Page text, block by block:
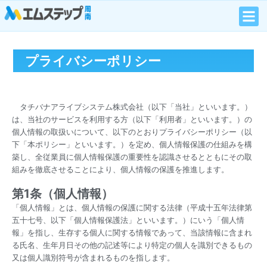
プライバシーポリシー
タチバナアライブシステム株式会社（以下「当社」といいます。）
は、当社のサービスを利用する方（以下「利用者」といいます。）の
個人情報の取扱いについて、以下のとおりプライバシーポリシー（以
下「本ポリシー」といいます。）を定め、個人情報保護の仕組みを構
築し、全従業員に個人情報保護の重要性を認識させるとともにその取
組みを徹底させることにより、個人情報の保護を推進します。
第1条（個人情報）
「個人情報」とは、個人情報の保護に関する法律（平成十五年法律第
五十七号、以下「個人情報保護法」といいます。）にいう「個人情
報」を指し、生存する個人に関する情報であって、当該情報に含まれ
る氏名、生年月日その他の記述等により特定の個人を識別できるもの
又は個人識別符号が含まれるものを指します。